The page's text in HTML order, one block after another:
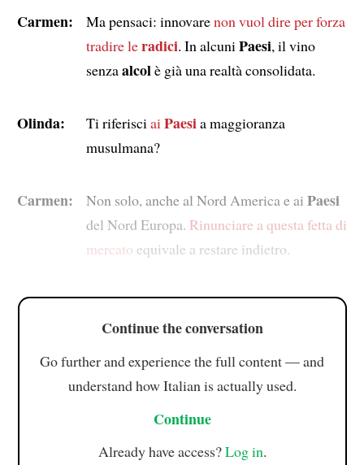
Carmen: Ma pensaci: innovarenon vuol dire per forza
tradireleradici. In alcuni Paesi, il vino
senzaalcolè già una realtà consolidata.
Olinda: Ti riferisci ai Paesia maggioranza
musulmana?
Carmen: Non solo, anche al Nord America e ai Paesi
del Nord Europa. Rinunciare a questa fetta di
mercato equivale a restare indietro.
Continue the conversation
Go further and experience the full content — and
understand how Italian is actually used.
Continue
Already have access?Log in.